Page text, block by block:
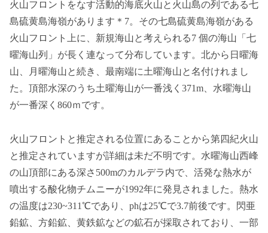
火山フロントをなす活動的海底火山と火山島の列である七
島硫黄島海嶺があります＊7。その七島硫黄島海嶺がある
火山フロント上に、新規海山と考えられる7 個の海山「七
曜海山列」が長く連なって分布しています。北から日曜海
山、月曜海山と続き、最南端に土曜海山と名付けれまし
た。頂部水深のうち土曜海山が一番浅く371m、水曜海山
が一番深く860ｍです。
火山フロントと推定される位置にあることから第四紀火山
と推定されていますが詳細は未だ不明です。水曜海山西峰
の山頂部にある深さ500mのカルデラ内で、活発な熱水が
噴出する酸化物チムニーが1992年に発見されました。熱水
の温度は230~311℃であり、phは25℃で3.7前後です。閃亜
鉛鉱、方鉛鉱、黄鉄鉱などの鉱石が採取されており、一部